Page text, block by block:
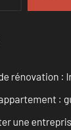
rénovation :
:
une